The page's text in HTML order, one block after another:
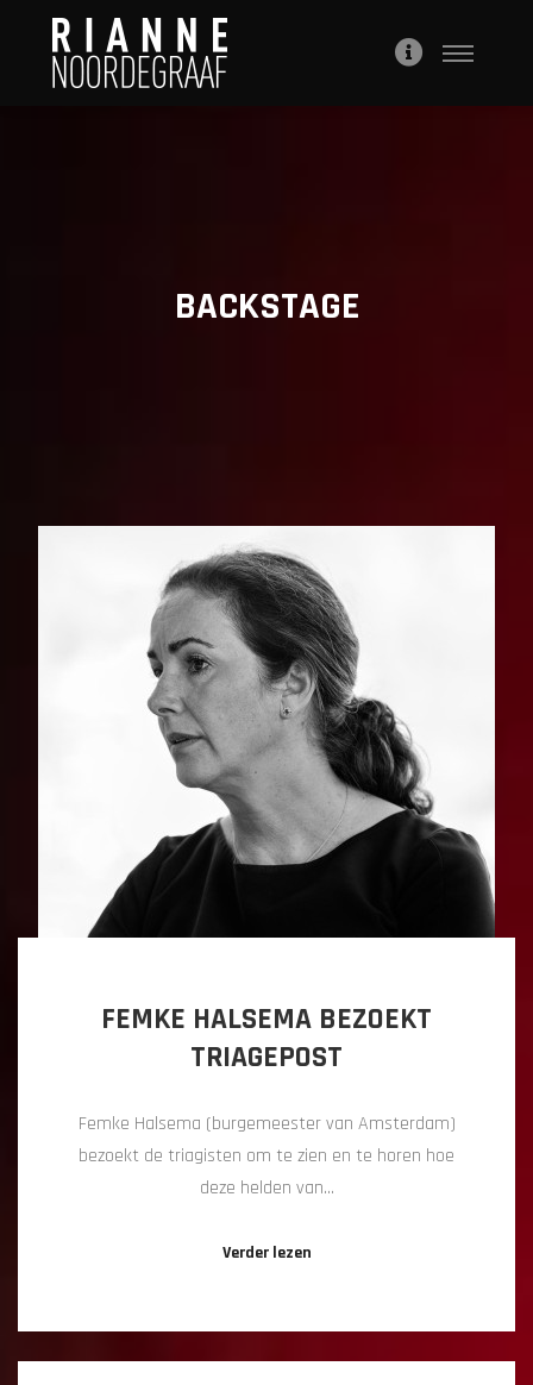
info
BACKSTAGE
FEMKE HALSEMA BEZOEKT
TRIAGEPOST
Femke Halsema (burgemeester van Amsterdam)
bezoekt de triagisten om te zien en te horen hoe
deze helden van…
Verder lezen